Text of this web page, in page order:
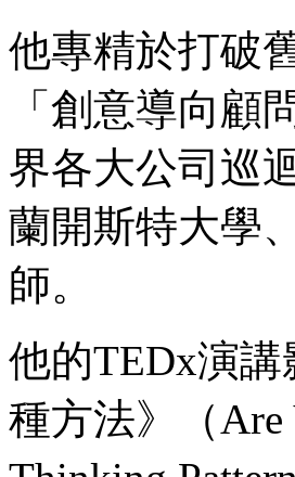
他專精於打破
「創意導向顧
界各大公司巡
蘭開斯特大學
師。
他的TEDx演
種方法》（Are